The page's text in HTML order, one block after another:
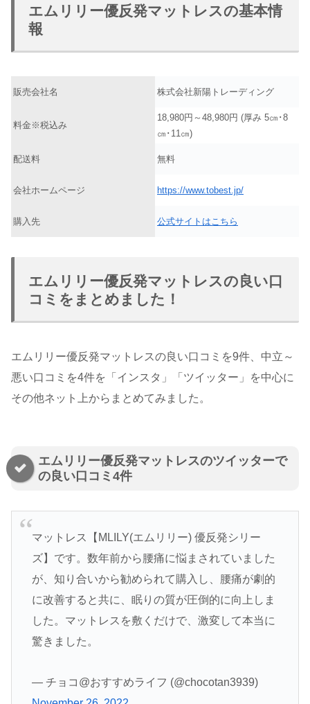
エムリリー優反発マットレスの基本情
報
販売会社名 株式会社新陽トレーディング
料金※税込み
18,980円～48,980円 (厚み 5㎝･8
㎝･11㎝)
配送料 無料
会社ホームページ https://www.tobest.jp/
購入先 公式サイトはこちら
エムリリー優反発マットレスの良い口
コミをまとめました！
エムリリー優反発マットレスの良い口コミを9件、中立～
悪い口コミを4件を「インスタ」「ツイッター」を中心に
その他ネット上からまとめてみました。
エムリリー優反発マットレスのツイッターで
の良い口コミ4件
マットレス【MLILY(エムリリー) 優反発シリー
ズ】です。数年前から腰痛に悩まされていました
が、知り合いから勧められて購入し、腰痛が劇的
に改善すると共に、眠りの質が圧倒的に向上しま
した。マットレスを敷くだけで、激変して本当に
驚きました。
— チョコ@おすすめライフ (@chocotan3939)